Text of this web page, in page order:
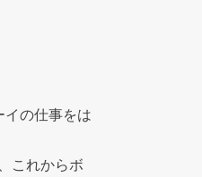
イの仕事をは
これからボ